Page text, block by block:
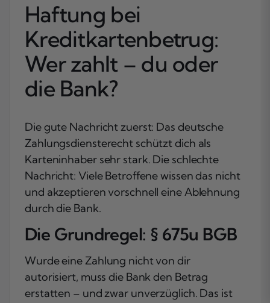
Haftung bei
Kreditkartenbetrug:
Wer zahlt – du oder
die Bank?
Die gute Nachricht zuerst: Das deutsche
Zahlungsdiensterecht schützt dich als
Karteninhaber sehr stark. Die schlechte
Nachricht: Viele Betroffene wissen das nicht
und akzeptieren vorschnell eine Ablehnung
durch die Bank.
Die Grundregel: § 675u BGB
Wurde eine Zahlung nicht von dir
autorisiert, muss die Bank den Betrag
erstatten – und zwar unverzüglich. Das ist